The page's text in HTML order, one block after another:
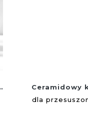
Ceramidowy
dla